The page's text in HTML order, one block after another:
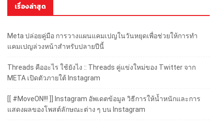
เรื่องล่าสุด
Meta ปล่อยคู่มือ การวางแผนแคมเปญในวันหยุดเพื่อช่วยให้การทำ
แคมเปญล่วงหน้าสำหรับปลายปีนี้
Threads คืออะไร ใช้ยังไง :: Threads คู่แข่งใหม่ของ Twitter จาก
META เปิดตัวภายใต้ Instagram
[[ #MoveON!!! ]] Instagram อัพเดตข้อมูล วิธีการให้น้ำหนักและการ
แสดงผลของโพสต์ลักษณะต่าง ๆ บน Instagram